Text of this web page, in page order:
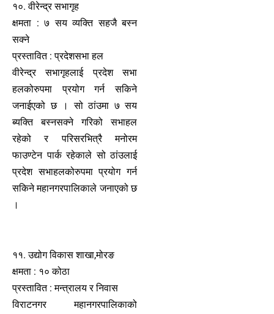
१०. वीरेन्द्र सभागृह
क्षमता : ७ सय व्यक्ति सहजै बस्न
सक्ने
प्रस्तावित : प्रदेशसभा हल
वीरेन्द्र सभागृहलाई प्रदेश सभा
हलकोरुपमा प्रयोग गर्न सकिने
जनाईएको छ । सो ठांउमा ७ सय
ब्यक्ति बस्नसक्ने गरिको सभाहल
रहेको र परिसरभित्रै मनोरम
फाउण्टेन पार्क रहेकाले सो ठांउलाई
प्रदेश सभाहलकोरुपमा प्रयोग गर्न
सकिने महानगरपालिकाले जनाएको छ
।
११. उद्योग विकास शाखा,मोरङ
क्षमता : १० कोठा
प्रस्तावित : मन्त्रालय र निवास
विराटनगर महानगरपालिकाको